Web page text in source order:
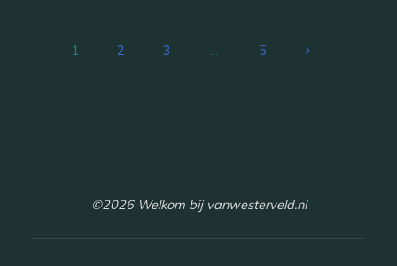
1 2 3 … 5
©2026 Welkom bij vanwesterveld.nl